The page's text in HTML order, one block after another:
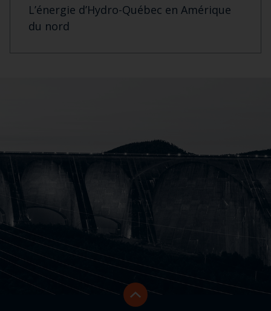
L’énergie d’Hydro-Québec en Amérique
du nord
Retourner
en